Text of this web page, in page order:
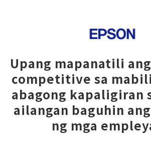
Upang mapanatili
competitive sa
abagong kapaligiran
ailangan baguhin
ng mga